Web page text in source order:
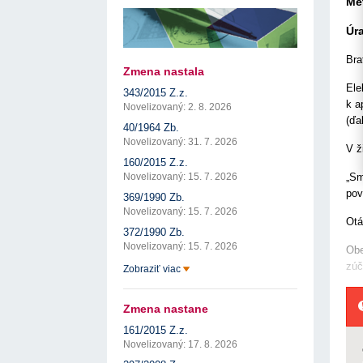
ÚVO automatizuje zápis do Zoznamu
hospodárskych subjektov
17. 7. 2026
Úrad pre verejné obstarávanie
17. 7. 2026
Zelené obstarávanie naráža na bariéry aj obavy
8. 7. 2026
prezentáciu kultúr...
22. 1. 2026
Otvorenie výzvy na
Výzva na poskytnutie
Tretia výzva v Interreg
k
V
Zmena nastala
343/2015 Z.z.
Novelizovaný: 2. 8. 2026
40/1964 Zb.
Novelizovaný: 31. 7. 2026
160/2015 Z.z.
Novelizovaný: 15. 7. 2026
369/1990 Zb.
Novelizovaný: 15. 7. 2026
372/1990 Zb.
Novelizovaný: 15. 7. 2026
Zobraziť viac
Zmena nastane
161/2015 Z.z.
Novelizovaný: 17. 8. 2026